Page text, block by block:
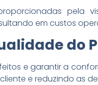
pela
em custos
do
e garantir a
e reduzindo as